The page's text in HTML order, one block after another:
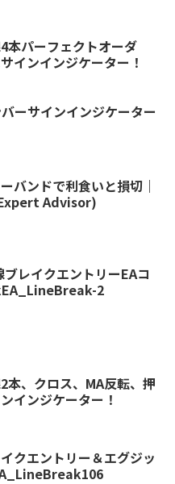
本パーフェクトオーダ
インインジケーター！
ーサインインジケーター
バンドで利食いと損切｜
Advisor)
レイクエントリーEAコ
2
本、クロス、MA反転、押
インジケーター！
クエントリー＆エグジッ